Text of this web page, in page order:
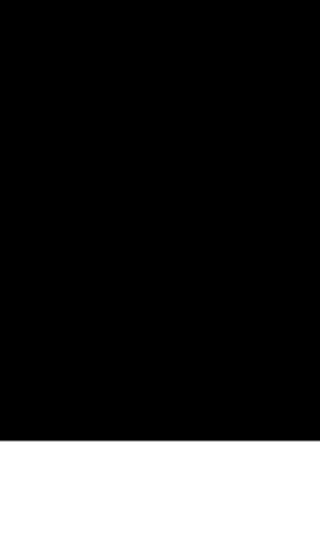
electrónico no será publicada.